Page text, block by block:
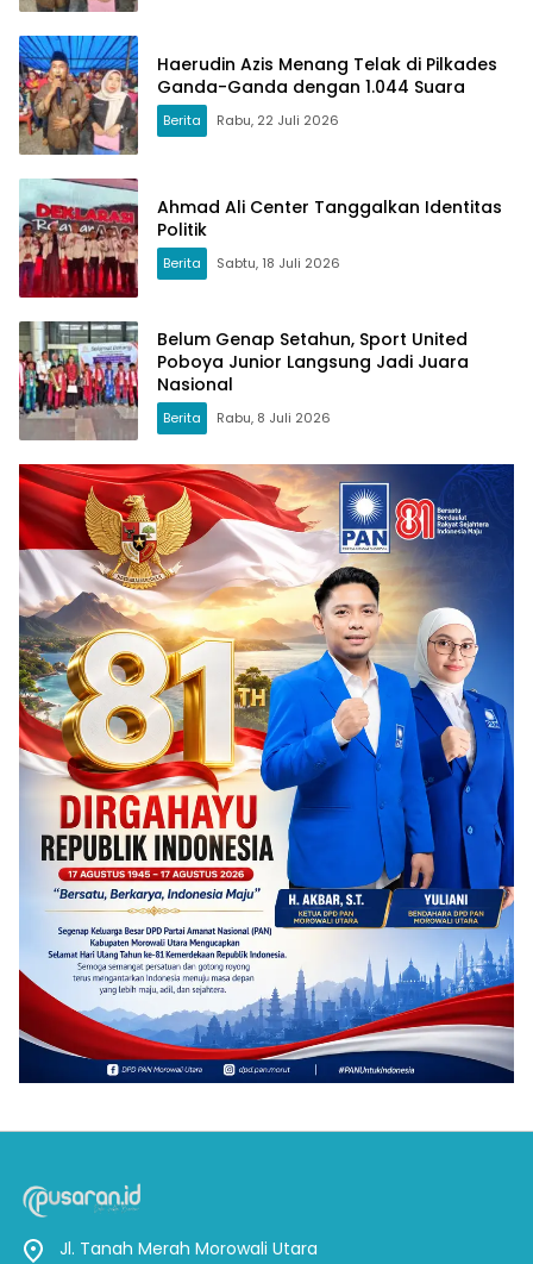
Haerudin Azis Menang Telak di Pilkades
Ganda-Ganda dengan 1.044 Suara
Berita Rabu, 22 Juli 2026
Ahmad Ali Center Tanggalkan Identitas
Politik
Berita Sabtu, 18 Juli 2026
Belum Genap Setahun, Sport United
Poboya Junior Langsung Jadi Juara
Nasional
Berita Rabu, 8 Juli 2026
Jl. Tanah Merah Morowali Utara